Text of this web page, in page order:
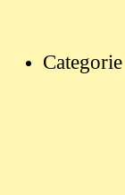
Categorie